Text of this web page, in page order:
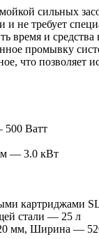
сильных
и не требует
время и средства
промывку
что позволяет
Ватт
— 3.0 кВт
картриджами
стали — 25 л
мм, Ширина —